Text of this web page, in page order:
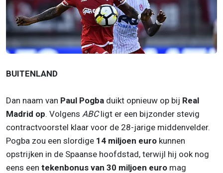
BUITENLAND
Dan naam van Paul Pogba duikt opnieuw op bij Real
Madrid op. Volgens ABCligt er een bijzonder stevig
contractvoorstel klaar voor de 28-jarige middenvelder.
Pogba zou een slordige 14 miljoen euro kunnen
opstrijken in de Spaanse hoofdstad, terwijl hij ook nog
eens een tekenbonus van 30 miljoen euro mag